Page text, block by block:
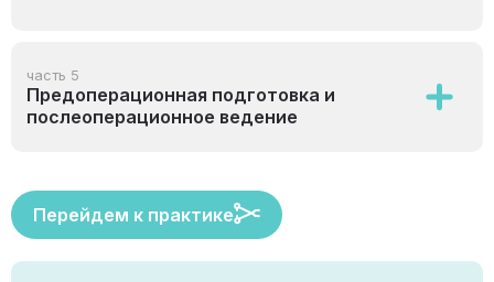
часть 5
Предоперационная подготовка и
послеоперационное ведение
Перейдем к практике